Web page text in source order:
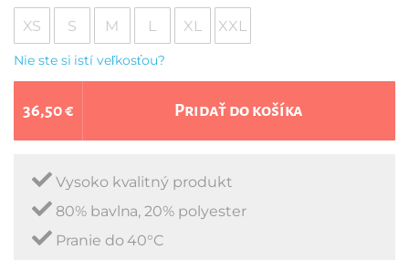
XS S M L XL XXL
Nie ste si istí veľkosťou?
36,50 € Pridať do košíka
Vysoko kvalitný produkt
80% bavlna, 20% polyester
Pranie do 40°C